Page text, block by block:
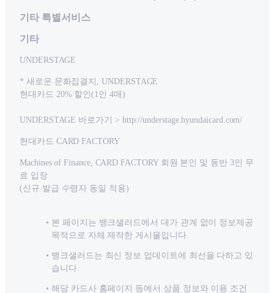
기타 특별서비스
기타
UNDERSTAGE
* 새로운 문화집결지, UNDERSTAGE
현대카드 20% 할인(1인 4매)
UNDERSTAGE 바로가기 > http://understage.hyundaicard.com/
현대카드 CARD FACTORY
Machines of Finance, CARD FACTORY 회원 본인 및 동반 3인 무
료 입장
(신규 발급 수령자 동일 적용)
본 페이지는 뱅크샐러드에서 대가 관계 없이 정보제공
목적으로 자체 제작한 게시물입니다.
뱅크샐러드는 최신 정보 업데이트에 최선을 다하고 있
습니다.
해당 카드사 홈페이지 등에서 상품 정보와 이용 조건